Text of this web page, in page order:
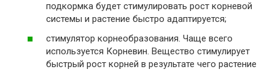
подкормка будет стимулировать рост корневой
системы и растение быстро адаптируется;
стимулятор корнеобразования. Чаще всего
используется Корневин. Вещество стимулирует
быстрый рост корней в результате чего растение